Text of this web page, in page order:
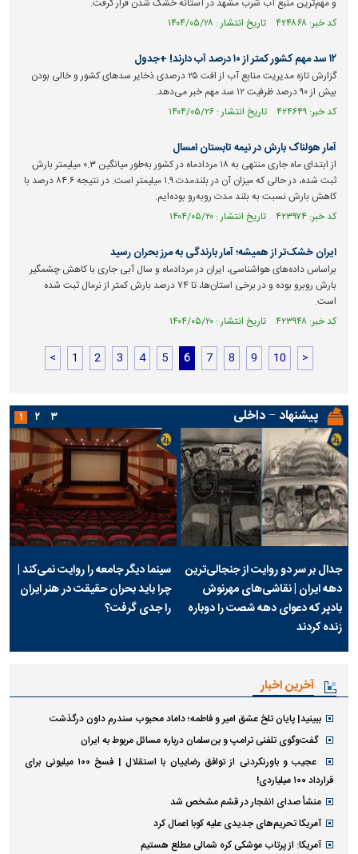
و مهم‌ترین منبع آب شرب مشهد در آستانه خشک شدن قرار گرفت.
کد خبر: ۴۲۴۸۶۸ تاریخ انتشار : ۱۴۰۴/۰۵/۲۸
۱۲ سد مهم کشور کمتر از ۱۰ درصد آب دارند! +جدول
گزارش تازه مدیریت منابع آب از افت ۲۵ درصدی ذخایر سد‌های کشور و خالی بودن
بیش از ۹۰ درصد ظرفیت ۱۲ سد مهم خبر می‌دهد.
کد خبر: ۴۲۴۶۴۹ تاریخ انتشار : ۱۴۰۴/۰۵/۲۶
آمار هولناک بارش در نیمه تابستان امسال
از ابتدای ماه جاری منتهی به ۱۸ مردادماه در کشور به‌طور میانگین ۰.۳ میلیمتر بارش
ثبت شده، در حالی که میزان آن در بلندمدت ۱.۹ میلیمتر است. در نتیجه ۸۴.۶ درصد با
کاهش بارش نسبت به بلند مدت رو‌به‌رو بوده‌ایم.
کد خبر: ۴۲۳۹۷۴ تاریخ انتشار : ۱۴۰۴/۰۵/۲۰
ایران خشک‌تر از همیشه؛ آمار بارندگی به مرز بحران رسید
براساس داده‌های هواشناسی، ایران در مردادماه و سال آبی جاری با کاهش چشمگیر
بارش روبرو بوده و در برخی استان‌ها، تا ۷۴ درصد بارش کمتر از نرمال ثبت شده
است.
کد خبر: ۴۲۳۹۴۸ تاریخ انتشار : ۱۴۰۴/۰۵/۲۰
< 1 2 3 4 5 6 7 8 9 10 >
پیشنهاد − داخلی
جدال بر سر دو روایت از جنجالی‌ترین
دهه ایران | نقاشی‌های مهرنوش
بادپر که دعوای دهه شصت را دوباره
زنده کردند
سینما دیگر جامعه را روایت نمی‌کند |
چرا باید بحران حقیقت در هنر ایران
را جدی گرفت؟
۱ ۲ ۳
آخرین اخبار
ببینید| پایان تلخ عشق امیر و فاطمه؛ داماد محبوب سندرم داون درگذشت
گفت‌وگوی تلفنی ترامپ و بن‌سلمان درباره مسائل مربوط به ایران
عجیب و باورنکردنی از توافق رضاییان با استقلال | فسخ ۱۰۰ میلیونی برای
قرارداد ۱۰۰ میلیاردی!
منشأ صدای انفجار در قشم مشخص شد
آمریکا تحریم‌های جدیدی علیه کوبا اعمال کرد
آمریکا: از پرتاب موشکی کره شمالی مطلع هستیم